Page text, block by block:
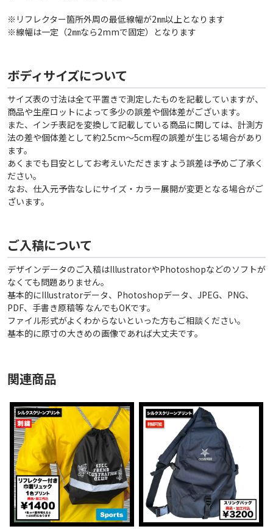
※リフレクター箇所外周の最低線幅が2㎜以上となります
※線幅は一定（2㎜なら2mmで固定）となります
ボディサイズについて
サイズ表の寸法は全て平置きで測定したものを記載していますが、
商品や生産ロットによって多少の誤差や個体差がございます。
また、インチ表記を変換して記載している商品に関しては、計測方
法の差や個体差として約2.5cm〜5cm程の誤差が生じる場合があり
ます。
あくまでも目安としてお考えいただきますよう誤差は予めご了承く
ださい。
なお、仕入元予告なしにサイズ・カラー展開が変更となる場合がご
ざいます。
ご入稿について
デザインデータのご入稿はIllustratorやPhotoshopなどのソフトが
なくても問題ありません。
基本的にIllustratorデータ、Photoshopデータ、JPEG、PNG、
PDF、手書き原稿等 なんでもOKです。
ファイル形式がよくわからないといった方もご相談ください。
基本的に原寸の大きめの画像であれば大丈夫です。
関連商品